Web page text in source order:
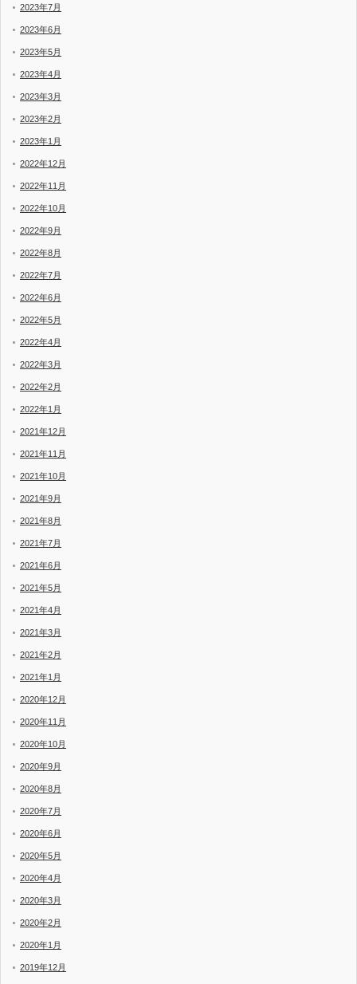
2023年7月
2023年6月
2023年5月
2023年4月
2023年3月
2023年2月
2023年1月
2022年12月
2022年11月
2022年10月
2022年9月
2022年8月
2022年7月
2022年6月
2022年5月
2022年4月
2022年3月
2022年2月
2022年1月
2021年12月
2021年11月
2021年10月
2021年9月
2021年8月
2021年7月
2021年6月
2021年5月
2021年4月
2021年3月
2021年2月
2021年1月
2020年12月
2020年11月
2020年10月
2020年9月
2020年8月
2020年7月
2020年6月
2020年5月
2020年4月
2020年3月
2020年2月
2020年1月
2019年12月